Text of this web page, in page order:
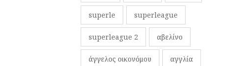
superle superleague
superleague 2 αβελίνο
άγγελος οικονόμου αγγλία